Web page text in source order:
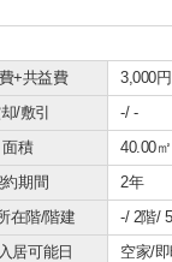
+共益費
3,000円
/敷引
-/ -
面積
40.00㎡
期間
2年
在階/階建
-/ 2階/
居可能日
空家/